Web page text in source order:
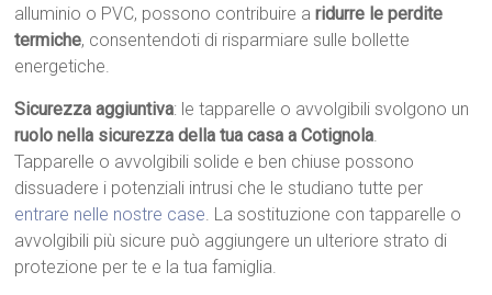
alluminio o PVC, possono contribuire aridurre le perdite
termiche, consentendoti di risparmiare sulle bollette
energetiche.
Sicurezza aggiuntiva: le tapparelle o avvolgibili svolgono un
ruolo nella sicurezza della tua casa a Cotignola.
Tapparelle o avvolgibili solide e ben chiuse possono
dissuadere i potenziali intrusi che le studiano tutte per
entrare nelle nostre case. La sostituzione con tapparelle o
avvolgibili più sicure può aggiungere un ulteriore strato di
protezione per te e la tua famiglia.